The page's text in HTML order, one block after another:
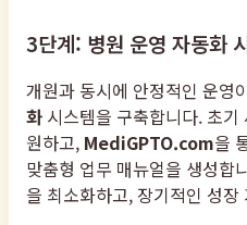
3단계: 병원 운영 자동화
개원과 동시에 안정적인 운영
화 시스템을 구축합니다. 초
원하고, MediGPTO.com을
맞춤형 업무 매뉴얼을 생성합
을 최소화하고, 장기적인 성